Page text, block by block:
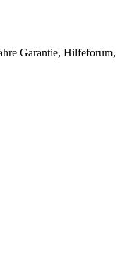
Garantie, Hilfeforum,